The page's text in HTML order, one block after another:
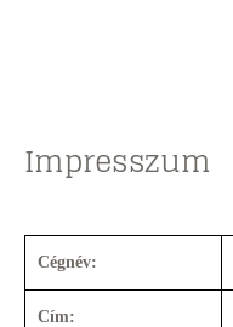
Impresszum
Cégnév:
Cím: